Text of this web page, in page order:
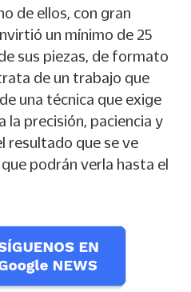
de ellos, con gran
un mínimo de 25
sus piezas, de formato
de un trabajo que
una técnica que exige
la precisión, paciencia y
resultado que se ve
podrán verla hasta el